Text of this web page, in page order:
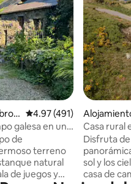
Calificación promedio:
4.97 (491)
galesa en un
de
terreno
natural
de juegos y
Casa rural
con vistas
Disfruta
sol y los
casa de